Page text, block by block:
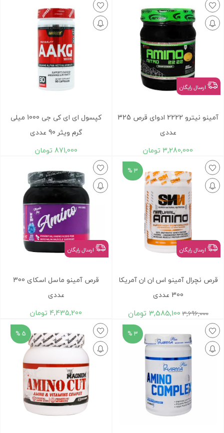
ارسال رایگان
آمینو نیترو 2222 ادوای قرص 325
عددی
3,280,000 تومان
کپسول ای ای کی جی 1000 میلی
گرم ویثر 90 عددی
871,000 تومان
3 %
ارسال رایگان
قرص نچرال آمینو اس ان ان آمریکا
300 عددی
3,696,000
3,585,100 تومان
ارسال رایگان
قرص آمینو ماسل اسکای 300
عددی
4,435,200 تومان
3 %
5 %